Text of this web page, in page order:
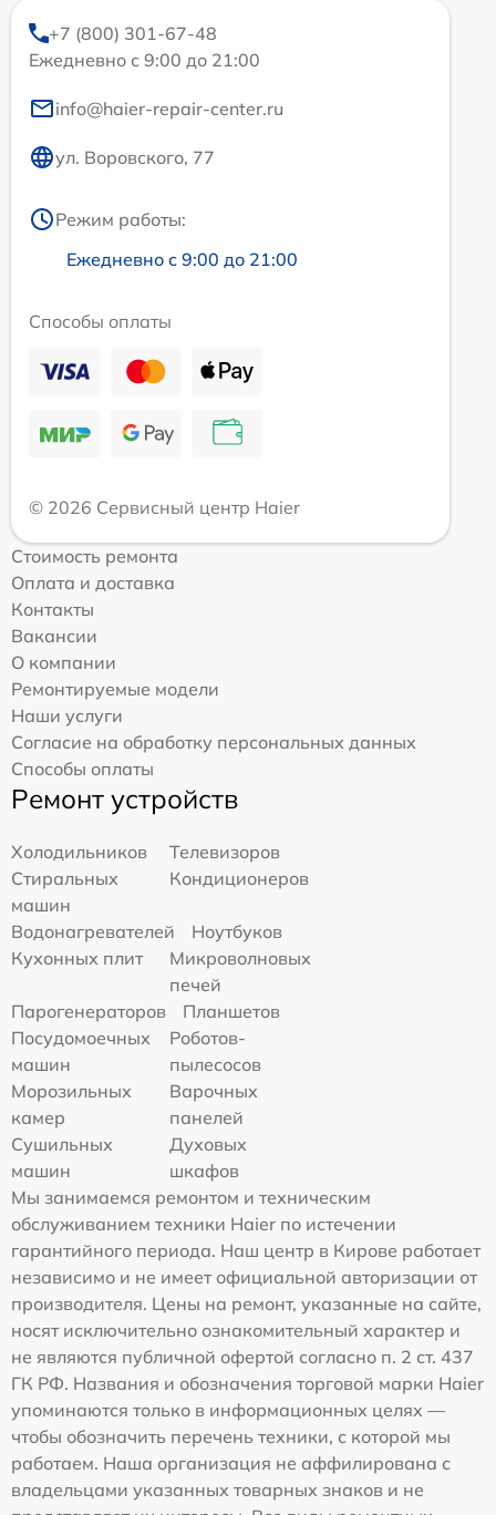
+7 (800) 301-67-48
Ежедневно с 9:00 до 21:00
info@haier-repair-center.ru
ул. Воровского, 77
Режим работы:
Ежедневно с 9:00 до 21:00
Способы оплаты
© 2026 Сервисный центр Haier
Стоимость ремонта
Оплата и доставка
Контакты
Вакансии
О компании
Ремонтируемые модели
Наши услуги
Согласие на обработку персональных данных
Способы оплаты
Ремонт устройств
Холодильников
Телевизоров
Стиральных
машин
Кондиционеров
Водонагревателей
Ноутбуков
Кухонных плит
Микроволновых
печей
Парогенераторов
Планшетов
Посудомоечных
машин
Роботов-
пылесосов
Морозильных
камер
Варочных
панелей
Сушильных
машин
Духовых
шкафов
Мы занимаемся ремонтом и техническим
обслуживанием техники Haier по истечении
гарантийного периода. Наш центр в Кирове работает
независимо и не имеет официальной авторизации от
производителя. Цены на ремонт, указанные на сайте,
носят исключительно ознакомительный характер и
не являются публичной офертой согласно п. 2 ст. 437
ГК РФ. Названия и обозначения торговой марки Haier
упоминаются только в информационных целях —
чтобы обозначить перечень техники, с которой мы
работаем. Наша организация не аффилирована с
владельцами указанных товарных знаков и не